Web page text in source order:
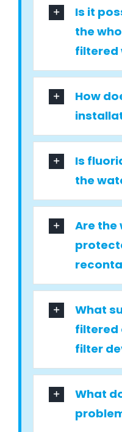
Is it
the
filtered
How
Is
the
Are
What
filtered
filter
What